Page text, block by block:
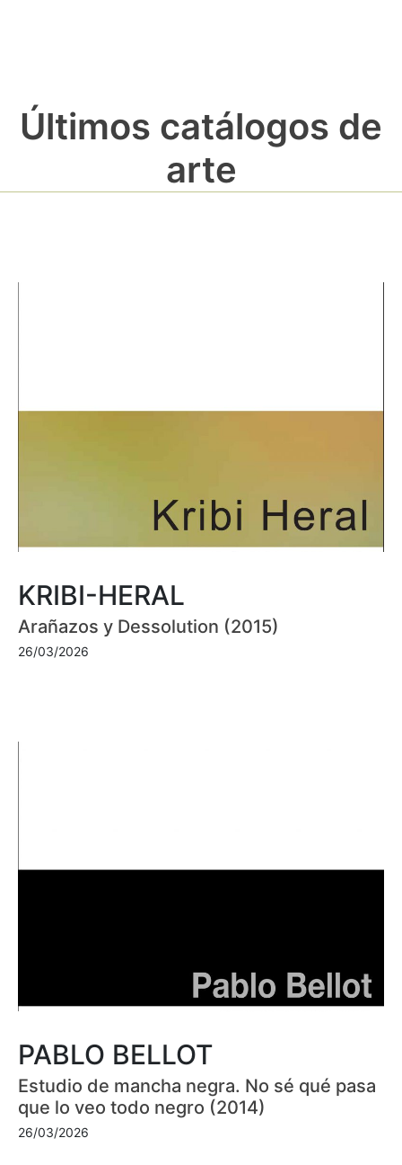
Últimos catálogos de
arte
KRIBI-HERAL
Arañazos y Dessolution (2015)
26/03/2026
PABLO BELLOT
Estudio de mancha negra. No sé qué pasa
que lo veo todo negro (2014)
26/03/2026